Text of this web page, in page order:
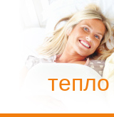
тепло